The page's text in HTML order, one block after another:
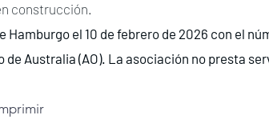
construcción.
el 10 de febrero de 2026 con el
Australia (AO). La asociación no presta